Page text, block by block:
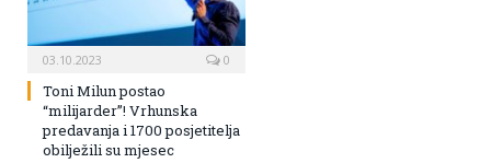
03.10.2023 0
Toni Milun postao
“milijarder”! Vrhunska
predavanja i 1700 posjetitelja
obilježili su mjesec